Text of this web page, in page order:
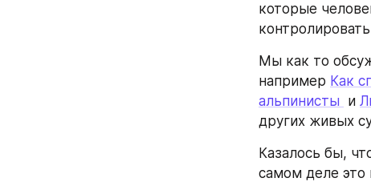
которые
Мы как то
например Как
альпинисты и
других живых
Казалось бы,
самом деле это